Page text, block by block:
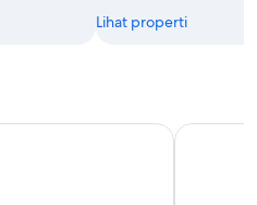
Lihat properti
Makan Malam BBQ Gourmet